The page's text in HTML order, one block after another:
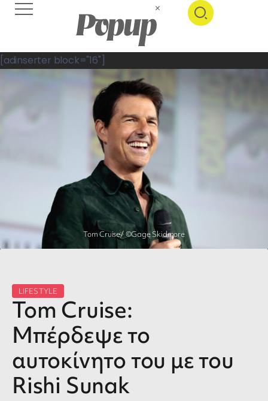
[adinserter block="16"]
LIFESTYLE
Tom Cruise:
Μπέρδεψε το
αυτοκίνητο του με του
Rishi Sunak
Tom Cruise/ ©Gage Skidmore